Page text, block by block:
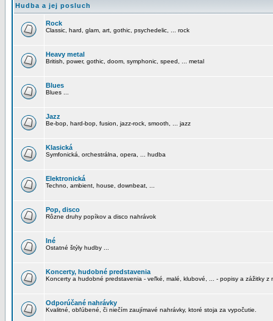
Hudba a jej posluch
Rock
Classic, hard, glam, art, gothic, psychedelic, ... rock
Heavy metal
British, power, gothic, doom, symphonic, speed, ... metal
Blues
Blues ...
Jazz
Be-bop, hard-bop, fusion, jazz-rock, smooth, ... jazz
Klasická
Symfonická, orchestrálna, opera, ... hudba
Elektronická
Techno, ambient, house, downbeat, ...
Pop, disco
Rôzne druhy popíkov a disco nahrávok
Iné
Ostatné štýly hudby ...
Koncerty, hudobné predstavenia
Koncerty a hudobné predstavenia - veľké, malé, klubové, ... - popisy a zážitky z
Odporúčané nahrávky
Kvalitné, obľúbené, či niečím zaujímavé nahrávky, ktoré stoja za vypočutie.